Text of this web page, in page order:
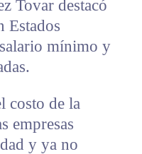
Tovar destacó
Estados
mínimo y
costo de la
empresas
y ya no